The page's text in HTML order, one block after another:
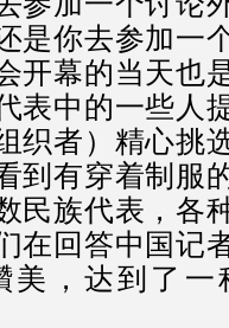
是你去参加一
开幕的当天也
表中的一些人
织者）精心挑
到有穿着制服
民族代表，各
在回答中国记
美，达到了一